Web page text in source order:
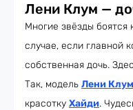
Лени Клум —
Многие звёзды боятся
случае, если главной
собственная дочь.
Так, модель Лени Клум
красотку Хайди.